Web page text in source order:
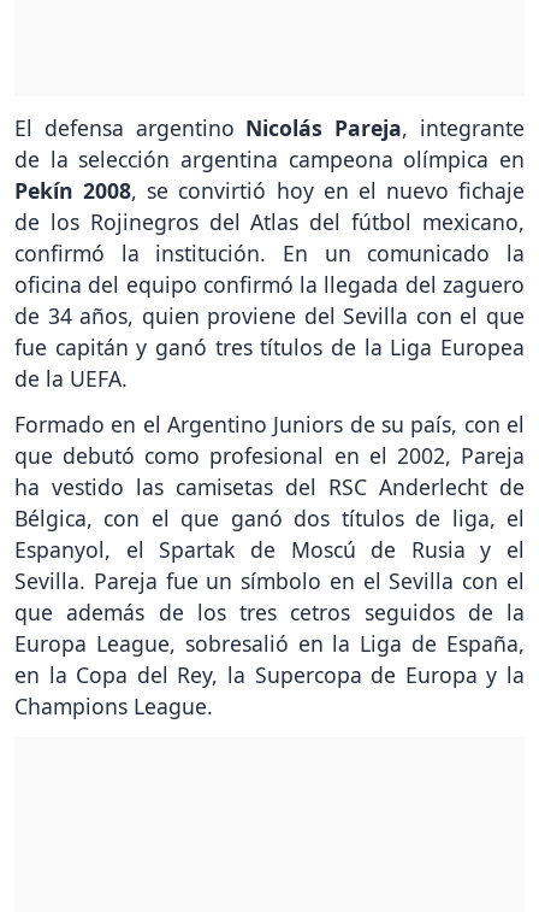
El defensa argentino Nicolás Pareja, integrante
de la selección argentina campeona olímpica en
Pekín 2008, se convirtió hoy en el nuevo fichaje
de los Rojinegros del Atlas del fútbol mexicano,
confirmó la institución. En un comunicado la
oficina del equipo confirmó la llegada del zaguero
de 34 años, quien proviene del Sevilla con el que
fue capitán y ganó tres títulos de la Liga Europea
de la UEFA.
Formado en el Argentino Juniors de su país, con el
que debutó como profesional en el 2002, Pareja
ha vestido las camisetas del RSC Anderlecht de
Bélgica, con el que ganó dos títulos de liga, el
Espanyol, el Spartak de Moscú de Rusia y el
Sevilla. Pareja fue un símbolo en el Sevilla con el
que además de los tres cetros seguidos de la
Europa League, sobresalió en la Liga de España,
en la Copa del Rey, la Supercopa de Europa y la
Champions League.